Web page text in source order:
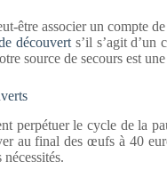
être associer un compte
découvert s’il s’agit d’un
source de secours est
perpétuer le cycle de la
au final des œufs à 40